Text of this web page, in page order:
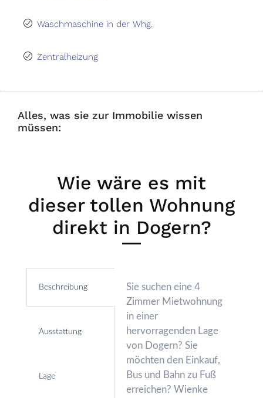
Waschmaschine in der Whg.
Zentralheizung
Alles, was sie zur Immobilie wissen
müssen:
Wie wäre es mit
dieser tollen Wohnung
direkt in Dogern?
Beschreibung
Ausstattung
Lage
Sie suchen eine 4
Zimmer Mietwohnung
in einer
hervorragenden Lage
von Dogern? Sie
möchten den Einkauf,
Bus und Bahn zu Fuß
erreichen? Wienke